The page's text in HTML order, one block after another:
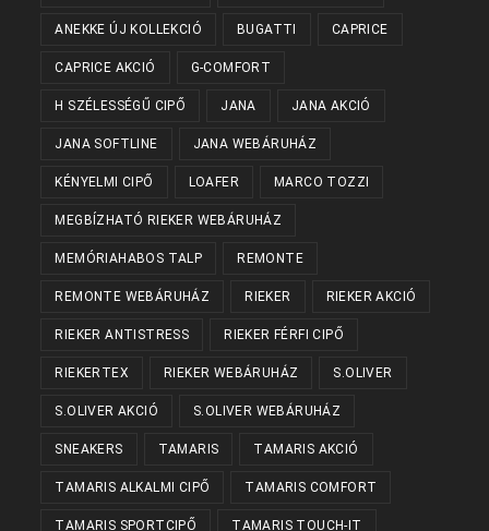
ANEKKE ÚJ KOLLEKCIÓ BUGATTI CAPRICE
CAPRICE AKCIÓ G-COMFORT
H SZÉLESSÉGŰ CIPŐ JANA JANA AKCIÓ
JANA SOFTLINE JANA WEBÁRUHÁZ
KÉNYELMI CIPŐ LOAFER MARCO TOZZI
MEGBÍZHATÓ RIEKER WEBÁRUHÁZ
MEMÓRIAHABOS TALP REMONTE
REMONTE WEBÁRUHÁZ RIEKER RIEKER AKCIÓ
RIEKER ANTISTRESS RIEKER FÉRFI CIPŐ
RIEKERTEX RIEKER WEBÁRUHÁZ S.OLIVER
S.OLIVER AKCIÓ S.OLIVER WEBÁRUHÁZ
SNEAKERS TAMARIS TAMARIS AKCIÓ
TAMARIS ALKALMI CIPŐ TAMARIS COMFORT
TAMARIS SPORTCIPŐ TAMARIS TOUCH-IT